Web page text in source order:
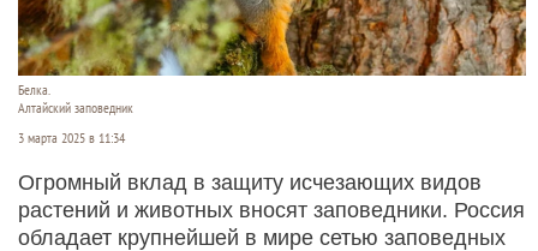
Белка.
Алтайский заповедник
3 марта 2025 в 11:34
Огромный вклад в защиту исчезающих видов
растений и животных вносят заповедники. Россия
обладает крупнейшей в мире сетью заповедных